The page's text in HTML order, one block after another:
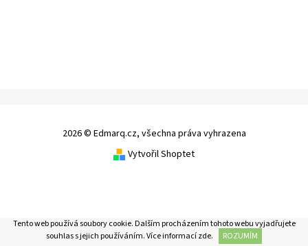
2026 © Edmarq.cz, všechna práva vyhrazena
Vytvořil Shoptet
Tento web používá soubory cookie. Dalším procházením tohoto webu vyjadřujete
souhlas s jejich používáním. Více informacízde. ROZUMÍM